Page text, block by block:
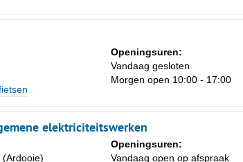
Openingsuren:
Vandaag gesloten
Morgen open 10:00 - 17:00
elektriciteitswerken
Openingsuren:
Vandaag open op afspraak